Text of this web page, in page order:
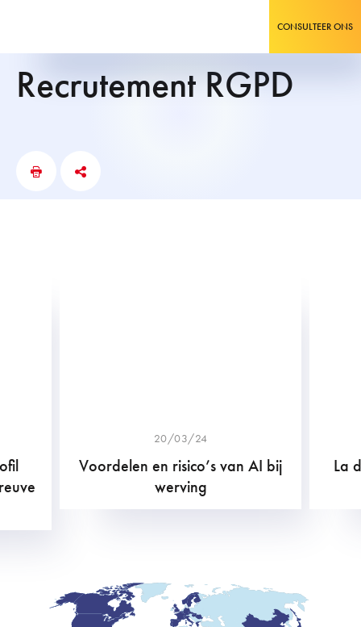
CONSULTEER ONS
recrutement RGPD
20/03/24
Voordelen en risico’s van AI bij
werving
La